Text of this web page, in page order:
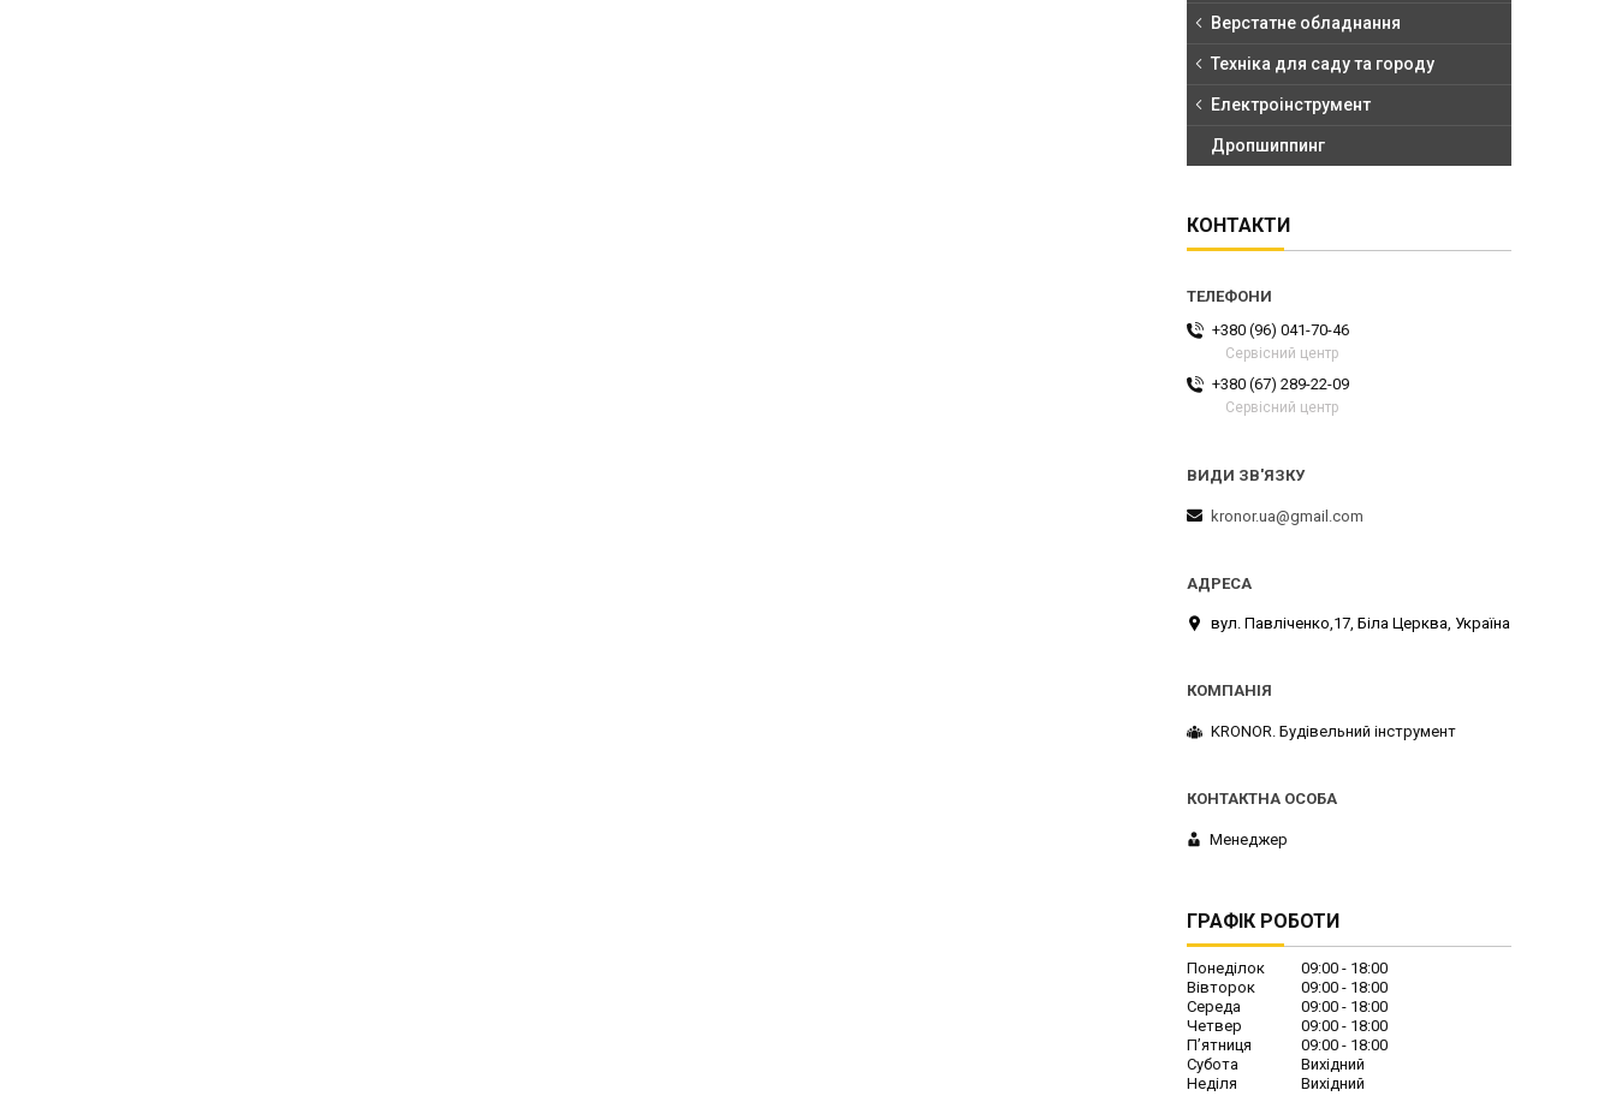
Верстатне обладнання
Техніка для саду та городу
Електроінструмент
Дропшиппинг
КОНТАКТИ
+380 (96) 041-70-46
Сервісний центр
+380 (67) 289-22-09
Сервісний центр
kronor.ua@gmail.com
вул. Павліченко,17, Біла Церква, Україна
KRONOR. Будівельний інструмент
Менеджер
ГРАФІК РОБОТИ
Понеділок 09:00
18:00
Вівторок
09:00
18:00
Середа
09:00
18:00
Четвер
09:00
18:00
Пʼятниця
09:00
18:00
Субота
Вихідний
Неділя
Вихідний